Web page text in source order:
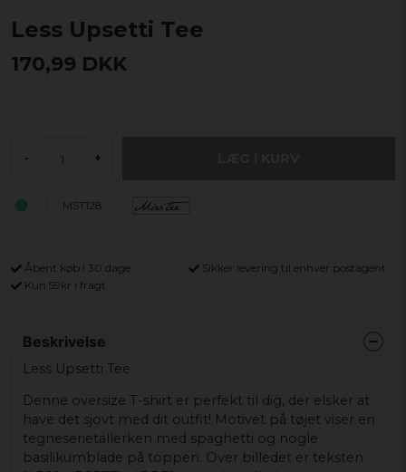
Less Upsetti Tee
170,99 DKK
- +
MST128
Åbent køb i 30 dage
Sikker levering til enhver postagent
Kun 59kr i fragt
Beskrivelse
Less Upsetti Tee.
Denne oversize T-shirt er perfekt til dig, der elsker at
have det sjovt med dit outfit! Motivet på tøjet viser en
tegneserietallerken med spaghetti og nogle
basilikumblade på toppen. Over billedet er teksten